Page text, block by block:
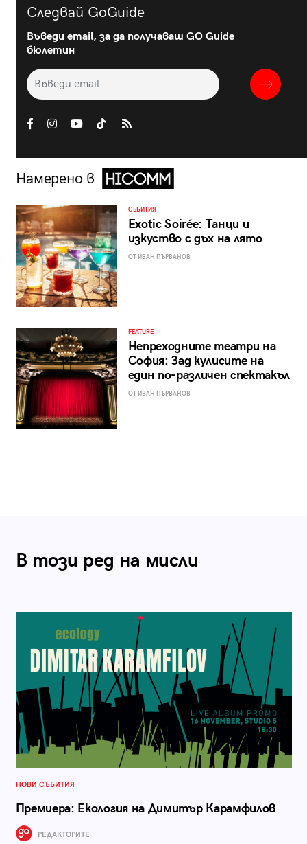
Следвай GoGuide
Въведи email, за да получаваш GO Guide
бюлетин
Намерено в
СЪБИТИЯ
Exotic Soirée: Танци и
изкуство с дъх на лято
ОТ ИВАН ПЪРВАНОВ
FEATURE
Непреходните театри на
София: Зад кулисите на
един по-различен спектакъл
ОТ ИВАН ПЪРВАНОВ
В този ред на мисли
НОВИ СЪБИТИЯ
Премиера: Екология на Димитър Карамфилов
РЕДАКТОРИТЕ